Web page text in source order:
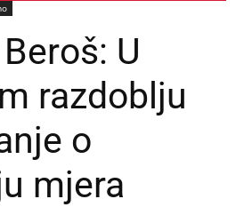
U
razdoblju
o
mjera